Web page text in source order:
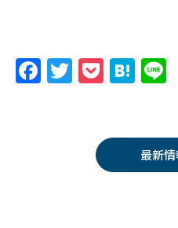
F T
er
P
k
et
H
n
a
最新